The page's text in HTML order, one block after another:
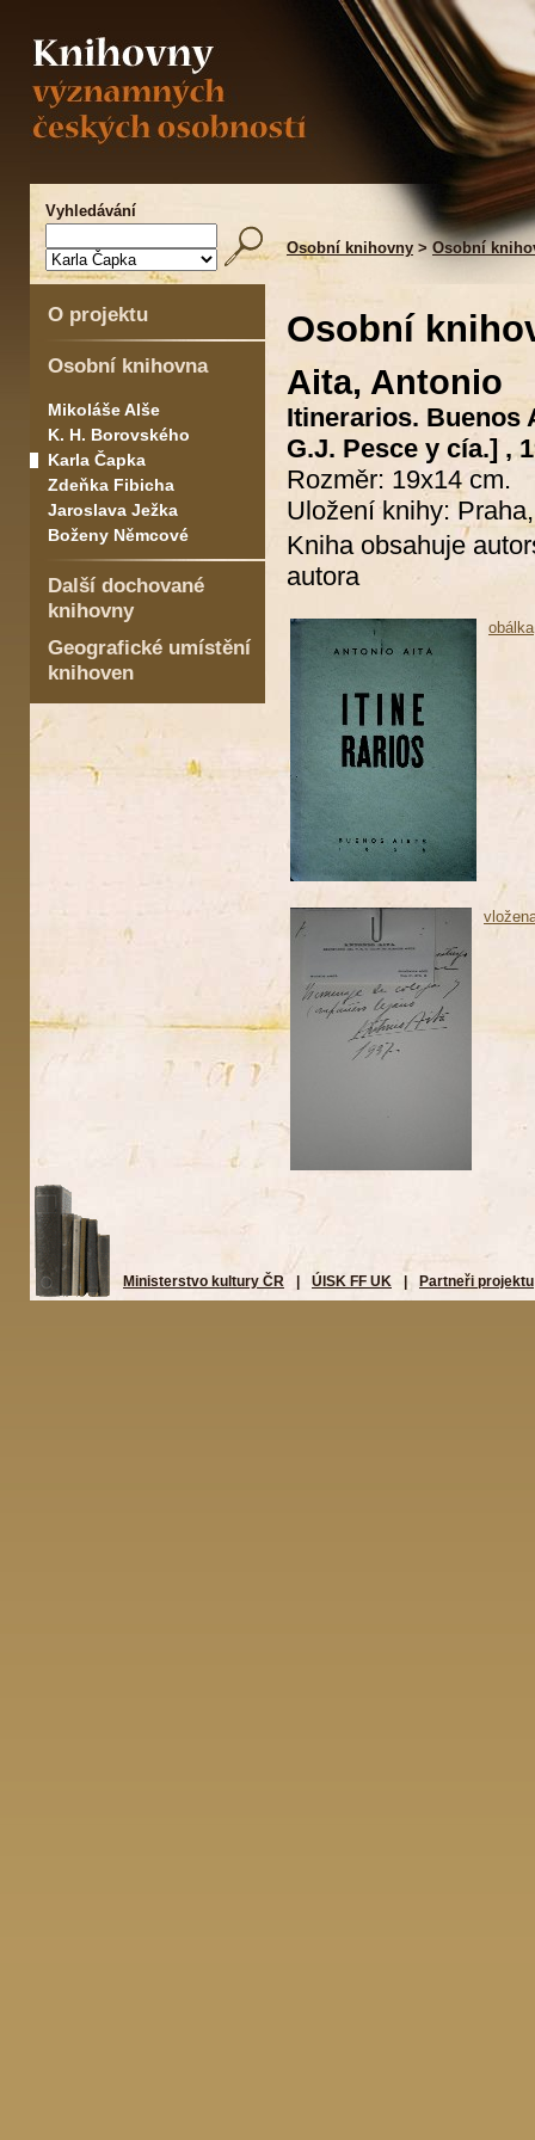
Vyhledávání
Osobní knihovny > Osobní
O projektu
Osobní knihovna
Mikoláše Alše
K. H. Borovského
Karla Čapka
Zdeňka Fibicha
Jaroslava Ježka
Boženy Němcové
Další dochované
knihovny
Geografické umístění
knihoven
Osobní
Aita, Antonio
Itinerarios. Buenos
G.J. Pesce y cía.] ,
Rozměr: 19x14 cm.
Uložení knihy:
Kniha obsahuje
autora
obálka
Ministerstvo kultury ČR ÚISK FF UK Partneři projektu